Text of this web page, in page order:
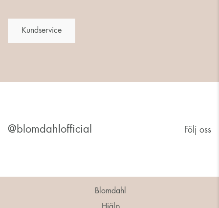
Kundservice
@blomdahlofficial Följ oss
Blomdahl